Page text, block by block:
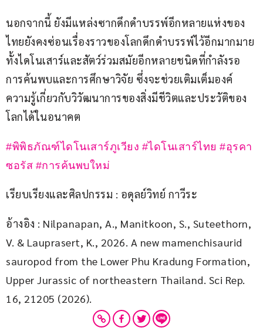
นอกจากนี้ ยังมีแหล่งซากดึกดำบรรพ์อีกหลายแห่งของ
ไทยยังคงซ่อนเรื่องราวของโลกดึกดำบรรพ์ไว้อีกมากมาย
ทั้งไดโนเสาร์และสัตว์ร่วมสมัยอีกหลายชนิดที่กำลังรอ
การค้นพบและการศึกษาวิจัย ซึ่งจะช่วยเติมเต็มองค์
ความรู้เกี่ยวกับวิวัฒนาการของสิ่งมีชีวิตและประวัติของ
โลกได้ในอนาคต
#พิพิธภัณฑ์ไดโนเสาร์ภูเวียง #ไดโนเสาร์ไทย #อุรคา
ซอรัส #การค้นพบใหม่
เรียบเรียงและศิลปกรรม : อดุลย์วิทย์ กาวีระ
อ้างอิง : Nilpanapan, A., Manitkoon, S., Suteethorn,
V. & Lauprasert, K., 2026. A new mamenchisaurid
sauropod from the Lower Phu Kradung Formation,
Upper Jurassic of northeastern Thailand. Sci Rep.
16, 21205 (2026).